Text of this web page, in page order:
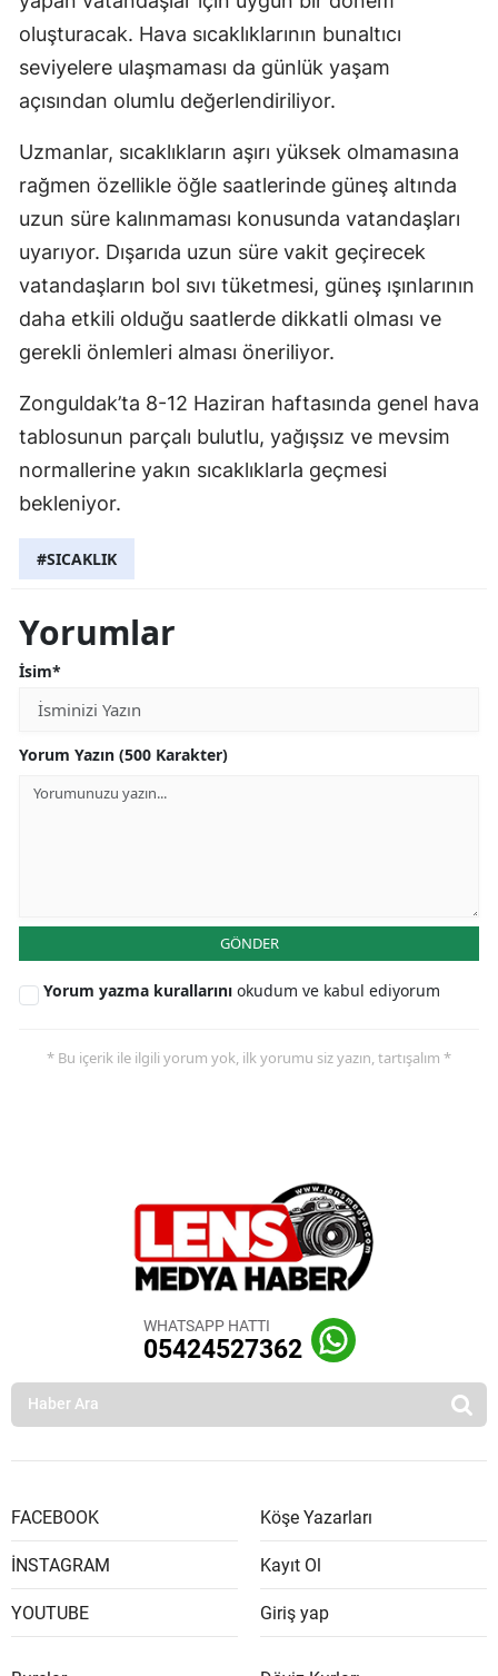
oluşturacak. Hava sıcaklıklarının bunaltıcı
seviyelere ulaşmaması da günlük yaşam
açısından olumlu değerlendiriliyor.
Uzmanlar, sıcaklıkların aşırı yüksek olmamasına
rağmen özellikle öğle saatlerinde güneş altında
uzun süre kalınmaması konusunda vatandaşları
uyarıyor. Dışarıda uzun süre vakit geçirecek
vatandaşların bol sıvı tüketmesi, güneş ışınlarının
daha etkili olduğu saatlerde dikkatli olması ve
gerekli önlemleri alması öneriliyor.
Zonguldak’ta 8-12 Haziran haftasında genel hava
tablosunun parçalı bulutlu, yağışsız ve mevsim
normallerine yakın sıcaklıklarla geçmesi
bekleniyor.
#SICAKLIK
Yorumlar
İsim*
Yorum Yazın (500 Karakter)
GÖNDER
Yorum yazma kurallarını okudum ve kabul ediyorum
* Bu içerik ile ilgili yorum yok, ilk yorumu siz yazın, tartışalım *
WHATSAPP HATTI
05424527362
FACEBOOK
İNSTAGRAM
YOUTUBE
Köşe Yazarları
Kayıt Ol
Giriş yap